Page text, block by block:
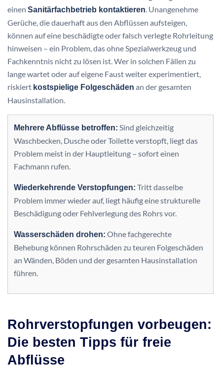
einen Sanitärfachbetrieb kontaktieren. Unangenehme
Gerüche, die dauerhaft aus den Abflüssen aufsteigen,
können auf eine beschädigte oder falsch verlegte Rohrleitung
hinweisen – ein Problem, das ohne Spezialwerkzeug und
Fachkenntnis nicht zu lösen ist. Wer in solchen Fällen zu
lange wartet oder auf eigene Faust weiter experimentiert,
riskiert kostspielige Folgeschäden an der gesamten
Hausinstallation.
Mehrere Abflüsse betroffen: Sind gleichzeitig
Waschbecken, Dusche oder Toilette verstopft, liegt das
Problem meist in der Hauptleitung – sofort einen
Fachmann rufen.
Wiederkehrende Verstopfungen: Tritt dasselbe
Problem immer wieder auf, liegt häufig eine strukturelle
Beschädigung oder Fehlverlegung des Rohrs vor.
Wasserschäden drohen: Ohne fachgerechte
Behebung können Rohrschäden zu teuren Folgeschäden
an Wänden, Böden und der gesamten Hausinstallation
führen.
Rohrverstopfungen vorbeugen:
Die besten Tipps für freie
Abflüsse